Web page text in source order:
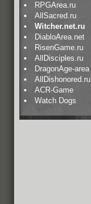
RPGArea.ru
AllSacred.ru
Witcher.net.ru
DiabloArea.net
RisenGame.ru
AllDisciples.ru
DragonAge-area
AllDishonored.ru
ACR-Game
Watch Dogs